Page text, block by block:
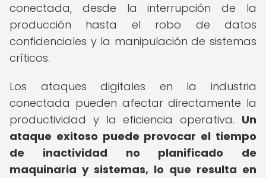
conectada, desde la interrupción de la
producción hasta el robo de datos
confidenciales y la manipulación de sistemas
críticos.
Los ataques digitales en la industria
conectada pueden afectar directamente la
productividad y la eficiencia operativa. Un
ataque exitoso puede provocar el tiempo
de inactividad no planificado de
maquinaria y sistemas, lo que resulta en